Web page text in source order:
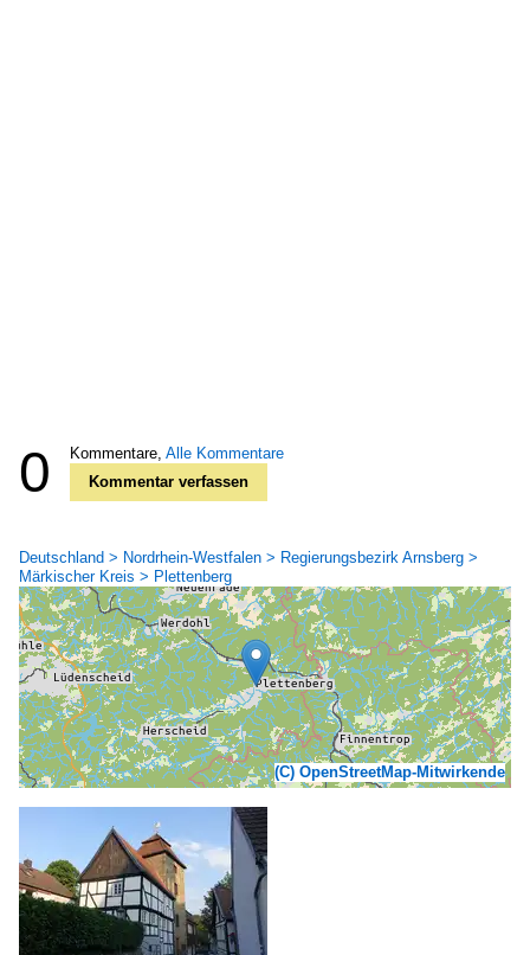
0 Kommentare, Alle Kommentare
Kommentar verfassen
Deutschland > Nordrhein-Westfalen > Regierungsbezirk Arnsberg >
Märkischer Kreis > Plettenberg
(C) OpenStreetMap-Mitwirkende